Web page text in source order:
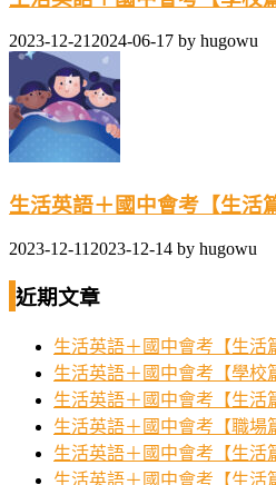
2023-12-212024-06-17 by hugowu
生活英語＋國中會考【生活
2023-12-11 2023-12-14 by hugowu
近期文章
生活英語＋國中會考【生活
生活英語＋國中會考【學校
生活英語＋國中會考【生活
生活英語＋國中會考【職場
生活英語＋國中會考【生活
生活英語＋國中會考【生活